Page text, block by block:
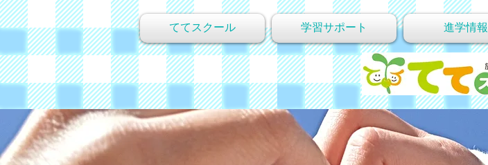
ててスクール 学習サポート 進学情報